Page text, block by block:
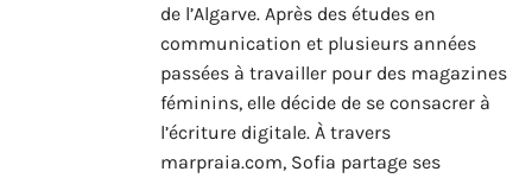
de l’Algarve. Après des études en
communication et plusieurs années
passées à travailler pour des magazines
féminins, elle décide de se consacrer à
l’écriture digitale. À travers
marpraia.com, Sofia partage ses